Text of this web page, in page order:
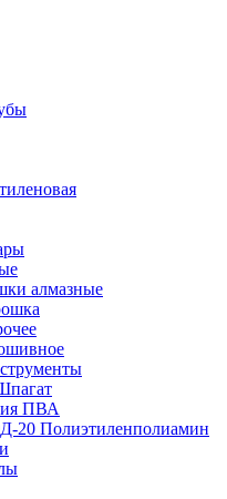
алмазные
ПВА
20 Полиэтиленполиамин